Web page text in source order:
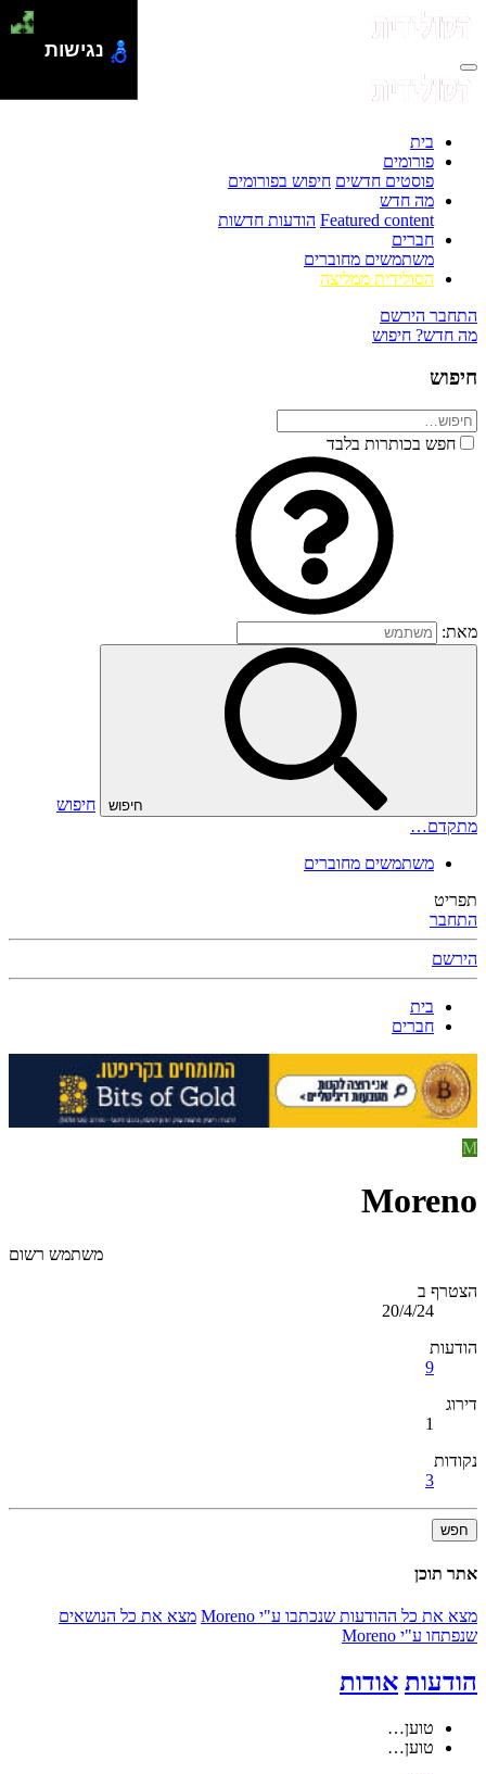
בית
פורומים
פוסטים חדשים חיפוש בפורומים
מה חדש
Featured content הודעות חדשות
חברים
משתמשים מחוברים
הסולידית ממליצה
התחבר הירשם
מה חדש? חיפוש
חיפוש
חפש בכותרות בלבד
מאת:
חיפוש
חיפוש
מתקדם…
משתמשים מחוברים
תפריט
התחבר
הירשם
בית
חברים
M
Moreno
משתמש רשום
הצטרף ב
20/4/24
הודעות
9
דירוג
1
נקודות
3
חפש
אתר תוכן
מצא את כל ההודעות שנכתבו ע"י Moreno
מצא את כל הנושאים
שנפתחו ע"י Moreno
הודעות אודות
טוען…
טוען…
נגישות